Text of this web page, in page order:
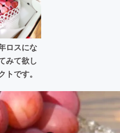
ロスにな
みて欲し
です。